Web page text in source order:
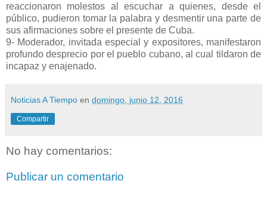
reaccionaron molestos al escuchar a quienes, desde el
público, pudieron tomar la palabra y desmentir una parte de
sus afirmaciones sobre el presente de Cuba.
9- Moderador, invitada especial y expositores, manifestaron
profundo desprecio por el pueblo cubano, al cual tildaron de
incapaz y enajenado.
Noticias A Tiempo en domingo, junio 12, 2016
Compartir
No hay comentarios:
Publicar un comentario